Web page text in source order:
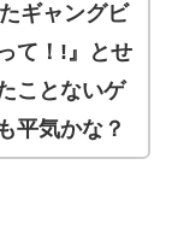
ギャングビ
て！!』とせ
ことないゲ
平気かな？